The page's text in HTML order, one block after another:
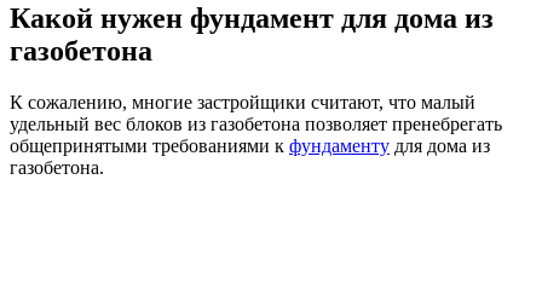
Какой нужен фундамент для дома из
газобетона
К сожалению, многие застройщики считают, что малый
удельный вес блоков из газобетона позволяет пренебрегать
общепринятыми требованиями к фундаменту для дома из
газобетона.